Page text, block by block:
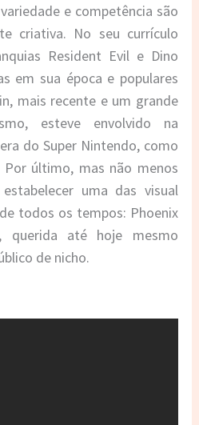
e competência são
criativa. No seu currículo
Resident Evil e Dino
em sua época e populares
mais recente e um grande
esteve envolvido na
do Super Nintendo, como
último, mas não menos
uma das visual
todos os tempos: Phoenix
querida até hoje mesmo
de nicho.